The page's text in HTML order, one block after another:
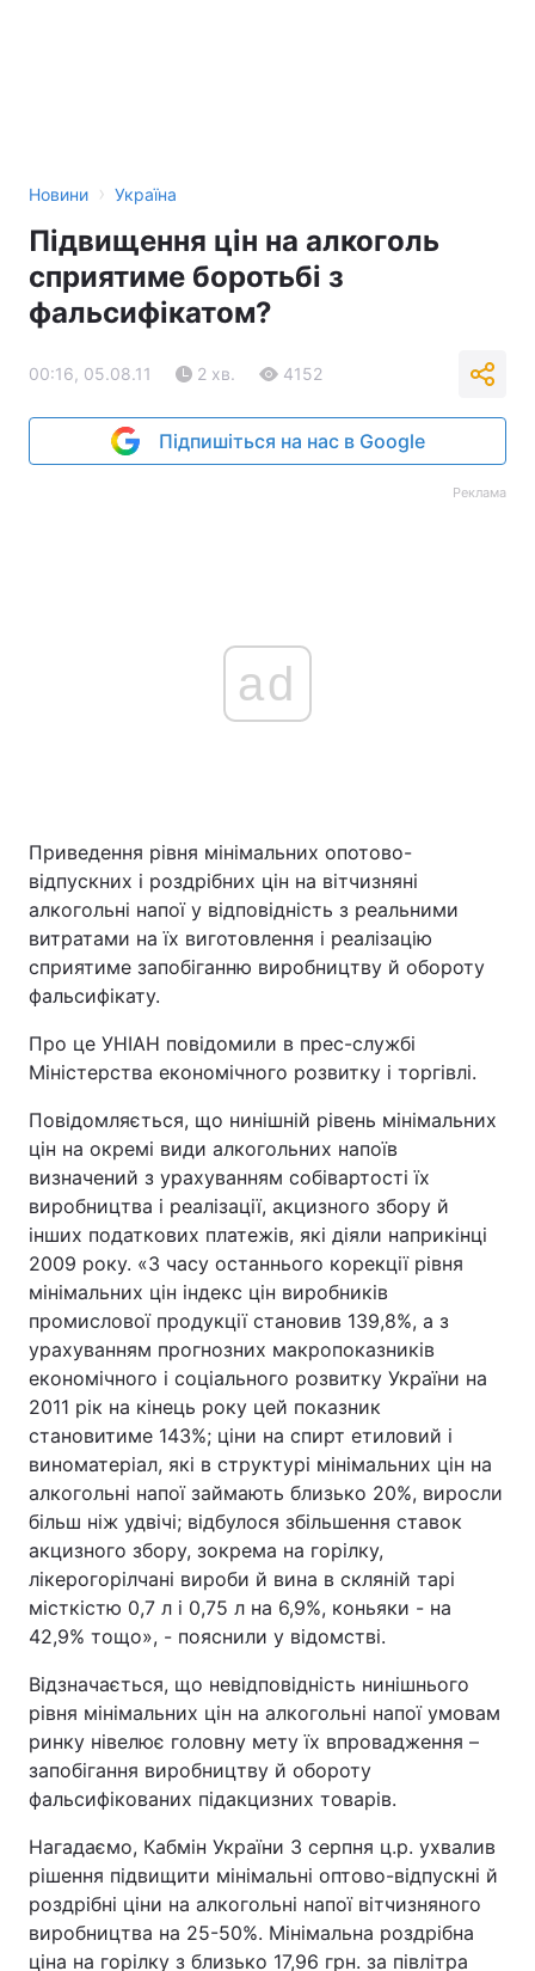
Новини › Україна
Підвищення цін на алкоголь
сприятиме боротьбі з
фальсифікатом?
00:16, 05.08.11 2 хв. 4152
Підпишіться на нас в Google
Реклама
ad
Приведення рівня мінімальних опотово-
відпускних і роздрібних цін на вітчизняні
алкогольні напої у відповідність з реальними
витратами на їх виготовлення і реалізацію
сприятиме запобіганню виробництву й обороту
фальсифікату.
Про це УНІАН повідомили в прес-службі
Міністерства економічного розвитку і торгівлі.
Повідомляється, що нинішній рівень мінімальних
цін на окремі види алкогольних напоїв
визначений з урахуванням собівартості їх
виробництва і реалізації, акцизного збору й
інших податкових платежів, які діяли наприкінці
2009 року. «З часу останнього корекції рівня
мінімальних цін індекс цін виробників
промислової продукції становив 139,8%, а з
урахуванням прогнозних макропоказників
економічного і соціального розвитку України на
2011 рік на кінець року цей показник
становитиме 143%; ціни на спирт етиловий і
виноматеріал, які в структурі мінімальних цін на
алкогольні напої займають близько 20%, виросли
більш ніж удвічі; відбулося збільшення ставок
акцизного збору, зокрема на горілку,
лікерогорілчані вироби й вина в скляній тарі
місткістю 0,7 л і 0,75 л на 6,9%, коньяки - на
42,9% тощо», - пояснили у відомстві.
Відзначається, що невідповідність нинішнього
рівня мінімальних цін на алкогольні напої умовам
ринку нівелює головну мету їх впровадження –
запобігання виробництву й обороту
фальсифікованих підакцизних товарів.
Нагадаємо, Кабмін України 3 серпня ц.р. ухвалив
рішення підвищити мінімальні оптово-відпускні й
роздрібні ціни на алкогольні напої вітчизняного
виробництва на 25-50%. Мінімальна роздрібна
ціна на горілку з близько 17,96 грн. за півлітра